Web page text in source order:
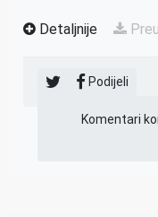
Detaljnije
Podijeli